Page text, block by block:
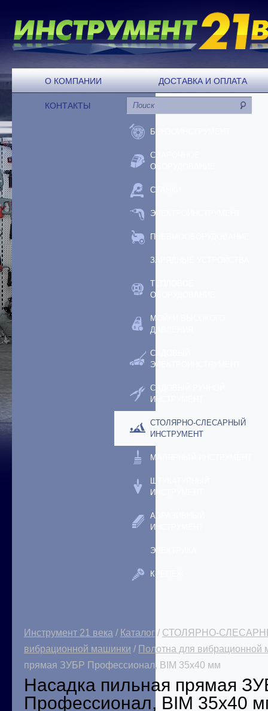
О КОМПАНИИ ДОСТАВКА И ОПЛАТА
КОНТАКТЫ
БЕНЗОИНСТРУМЕНТ
СВАРОЧНОЕ
ОБОРУДОВАНИЕ
СТАНКИ
ЭЛЕКТРОИНСТРУМЕНТ
ПНЕВМООБОРУДОВАНИЕ
ЗАРЯДНЫЕ УСТРОЙСТВА
ТЕПЛОВОЕ
ОБОРУДОВАНИЕ
МОЙКИ ВЫСОКОГО
ДАВЛЕНИЯ
САДОВЫЙ
ЭЛЕКТРОИНСТРУМЕНТ
САДОВЫЙ РУЧНОЙ
ИНСТРУМЕНТ
СТОЛЯРНО-СЛЕСАРНЫЙ
ИНСТРУМЕНТ
МАЛЯРНЫЙ ИНСТРУМЕНТ
ШТУКАТУРНЫЙ
ИНСТРУМЕНТ
АБРАЗИВНЫЙ
ИНСТРУМЕНТ
ЭЛЕКТРИКА
КРЕПЕЖ
Инструмент 21 века / Каталог / СТОЛЯРНО-
вибрационной машинки / Полотна для
прямая ЗУБР Профессионал, BIM 35x40 мм
Насадка пильная прямая
Профессионал, BIM 35x40